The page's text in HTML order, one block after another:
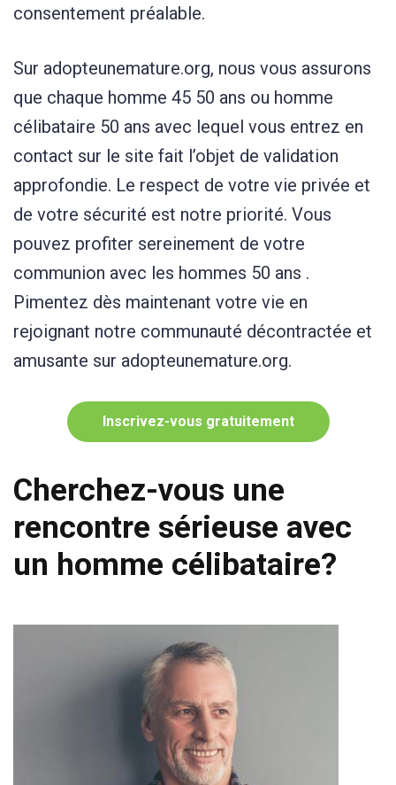
consentement préalable.
Sur adopteunemature.org, nous vous assurons
que chaque homme 45 50 ans ou homme
célibataire 50 ans avec lequel vous entrez en
contact sur le site fait l’objet de validation
approfondie. Le respect de votre vie privée et
de votre sécurité est notre priorité. Vous
pouvez profiter sereinement de votre
communion avec les hommes 50 ans .
Pimentez dès maintenant votre vie en
rejoignant notre communauté décontractée et
amusante sur adopteunemature.org.
Inscrivez-vous gratuitement
Cherchez-vous une
rencontre sérieuse avec
un homme célibataire?